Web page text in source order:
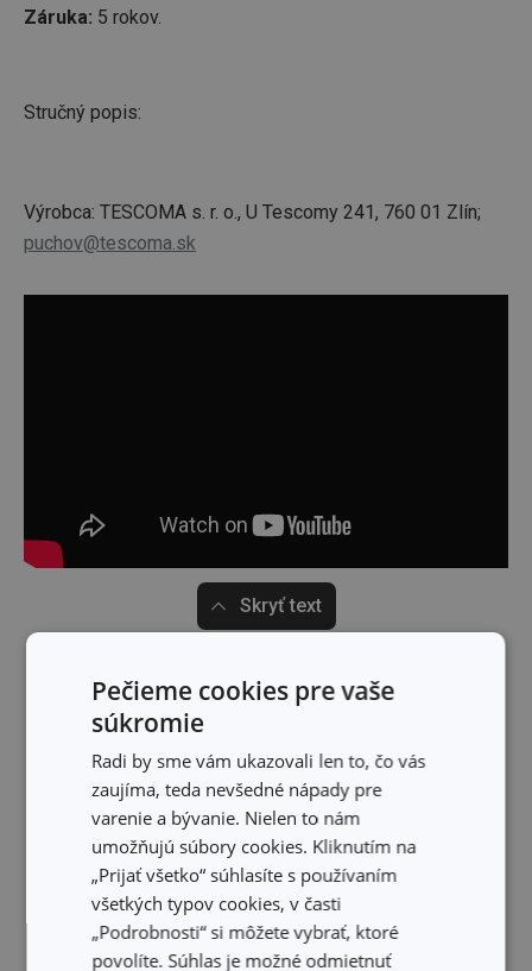
Záruka: 5 rokov.
Stručný popis:
Výrobca: TESCOMA s. r. o., U Tescomy 241, 760 01 Zlín;
puchov@tescoma.sk
Skryť text
Pečieme cookies pre vaše
súkromie
Radi by sme vám ukazovali len to, čo vás
zaujíma, teda nevšedné nápady pre
varenie a bývanie. Nielen to nám
umožňujú súbory cookies. Kliknutím na
„Prijať všetko“ súhlasíte s používaním
všetkých typov cookies, v časti
„Podrobnosti“ si môžete vybrať, ktoré
povolíte. Súhlas je možné odmietnuť